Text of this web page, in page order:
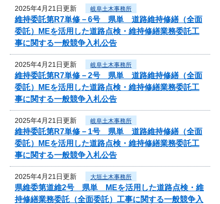
2025年4月21日更新 岐阜土木事務所
維持委託第R7単修－6号 県単 道路維持修繕（全面
委託）MEを活用した道路点検・維持修繕業務委託工
事に関する一般競争入札公告
2025年4月21日更新 岐阜土木事務所
維持委託第R7単修－2号 県単 道路維持修繕（全面
委託）MEを活用した道路点検・維持修繕業務委託工
事に関する一般競争入札公告
2025年4月21日更新 岐阜土木事務所
維持委託第R7単修－1号 県単 道路維持修繕（全面
委託）MEを活用した道路点検・維持修繕業務委託工
事に関する一般競争入札公告
2025年4月21日更新 大垣土木事務所
県維委第道維2号 県単 MEを活用した道路点検・維
持修繕業務委託（全面委託）工事に関する一般競争入